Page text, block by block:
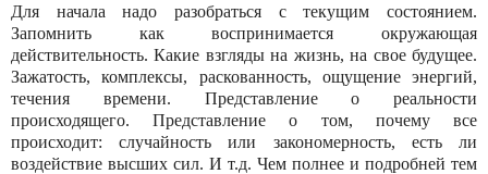
Для начала надо разобраться с текущим состоянием.
Запомнить как воспринимается окружающая
действительность. Какие взгляды на жизнь, на свое будущее.
Зажатость, комплексы, раскованность, ощущение энергий,
течения времени. Представление о реальности
происходящего. Представление о том, почему все
происходит: случайность или закономерность, есть ли
воздействие высших сил. И т.д. Чем полнее и подробней тем